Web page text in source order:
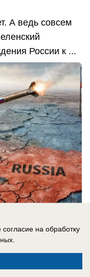
А ведь совсем
России к ...
0
на обработку